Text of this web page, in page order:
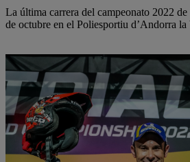
La última carrera del campeonato 2022
de octubre en el Poliesportiu d’Andorra la